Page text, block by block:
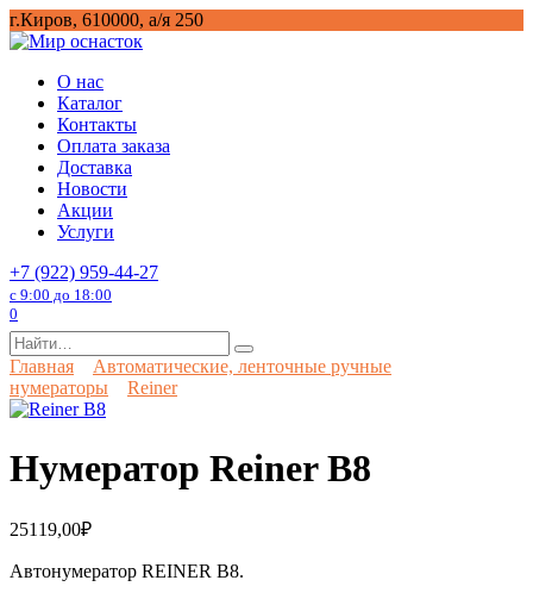
Перейти
к
г.Киров, 610000, а/я 250
О нас
Каталог
Контакты
Оплата заказа
Доставка
Новости
Акции
Услуги
+7 (922) 959-44-27
с 9:00 до 18:00
0
Search
for:
Главная
Автоматические, ленточные ручные
нумераторы
Reiner
Нумератор Reiner B8
25119,00₽
Автонумератор REINER B8.